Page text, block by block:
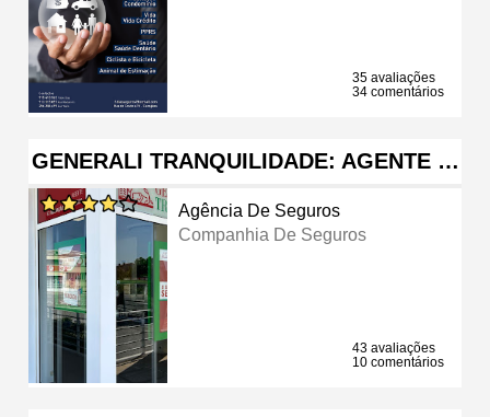
35 avaliações
34 comentários
GENERALI TRANQUILIDADE: AGENTE …
Agência De Seguros
Companhia De Seguros
43 avaliações
10 comentários